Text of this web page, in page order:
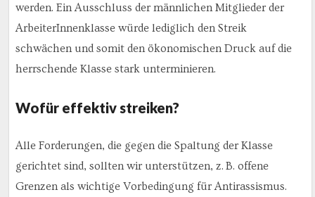
werden. Ein Ausschluss der männlichen Mitglieder der
ArbeiterInnenklasse würde lediglich den Streik
schwächen und somit den ökonomischen Druck auf die
herrschende Klasse stark unterminieren.
Wofür effektiv streiken?
Alle Forderungen, die gegen die Spaltung der Klasse
gerichtet sind, sollten wir unterstützen, z. B. offene
Grenzen als wichtige Vorbedingung für Antirassismus.